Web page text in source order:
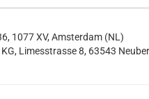
1077 XV, Amsterdam (NL)
Limesstrasse 8, 63543